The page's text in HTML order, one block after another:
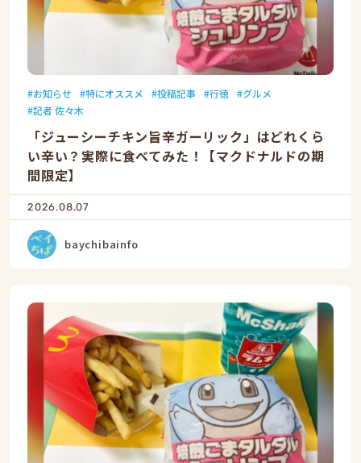
お知らせ 特にオススメ 投稿記事 行徳
グルメ
記者 佐々木
「ジューシーチキン旨辛ガーリック」はどれくら
い辛い？実際に食べてみた！【マクドナルドの期
間限定】
2026.08.07
baychibainfo